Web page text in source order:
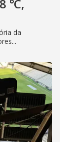
°C,
da